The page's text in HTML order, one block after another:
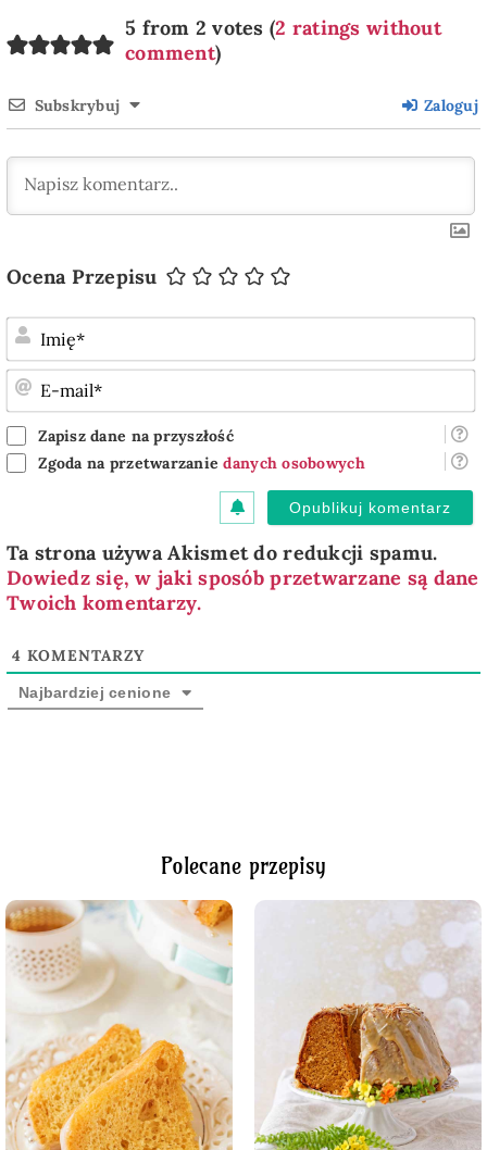
5 from 2 votes (2 ratings without
comment)
Subskrybuj Zaloguj
Ocena Przepisu
Zapisz dane na przyszłość
Zgoda na przetwarzaniedanych osobowych
Ta strona używa Akismet do redukcji spamu.
Dowiedz się, w jaki sposób przetwarzane są dane
Twoich komentarzy.
4 KOMENTARZY
Najbardziej cenione
Polecane przepisy